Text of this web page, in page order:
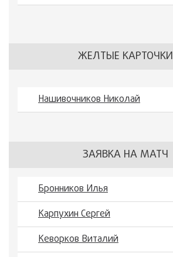
ЖЕЛТЫЕ КАРТОЧКИ
Нашивочников Николай
ЗАЯВКА НА МАТЧ
Бронников Илья
Карпухин Сергей
Кеворков Виталий